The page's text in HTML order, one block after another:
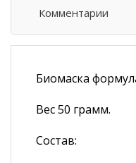
Комментарии
Биомаска
Вес 50 грамм.
Состав: